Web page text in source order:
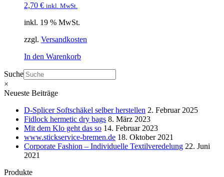
2,70 € inkl. MwSt.
inkl. 19 % MwSt.
zzgl. Versandkosten
In den Warenkorb
Suche
×
Neueste Beiträge
D-Splicer Softschäkel selber herstellen 2. Februar 2025
Fidlock hermetic dry bags 8. März 2023
Mit dem Klo geht das so 14. Februar 2023
www.stickservice-bremen.de 18. Oktober 2021
Corporate Fashion – Individuelle Textilveredelung 22. Juni
2021
Produkte